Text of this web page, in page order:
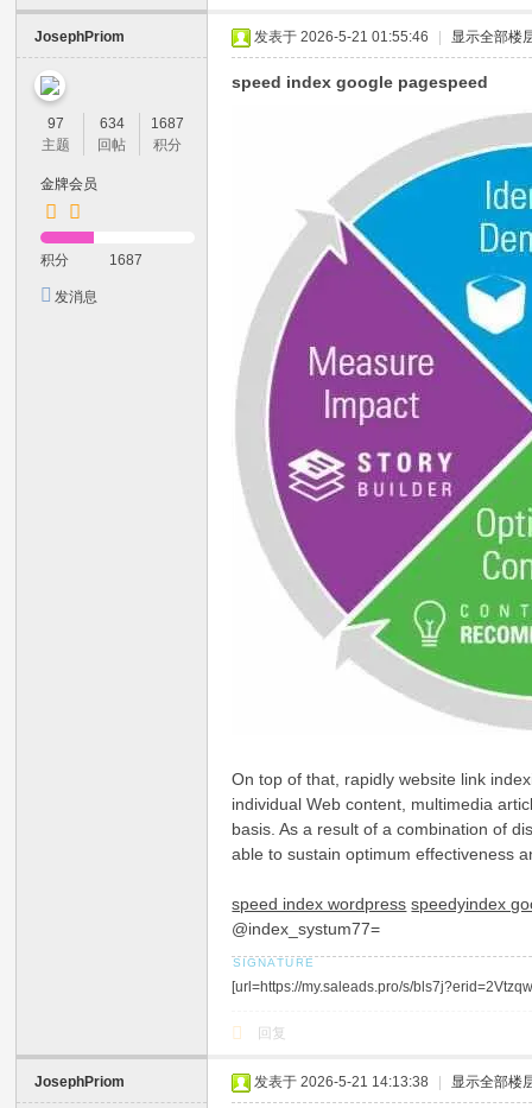
JosephPriom
97
主题
634
回帖
1687
积分
金牌会员
积分 1687
发消息
发表于 2026-5-21 01:55:46 显示全部楼
speed index google pagespeed
On top of that, rapidly website link
individual Web content, multimedia
basis. As a result of a combination of
able to sustain optimum effectiveness
speed index wordpress speedyindex
@index_systum77=
[url=https://my.saleads.pro/s/
回复
JosephPriom 发表于 2026-5-21 14:13:38 显示全部楼